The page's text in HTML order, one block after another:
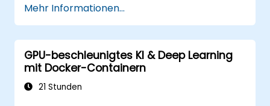
Mehr Informationen...
GPU-beschleunigtes KI & Deep Learning
mit Docker-Containern
21 Stunden